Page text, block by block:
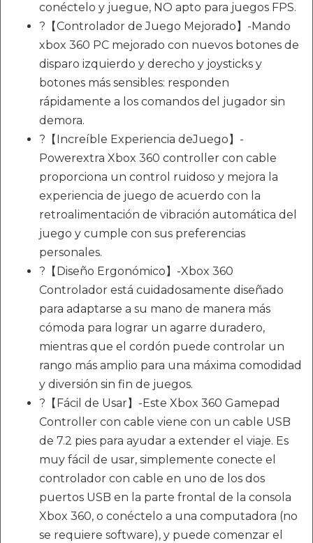
conéctelo y juegue, NO apto para juegos FPS.
?【Controlador de Juego Mejorado】-Mando
xbox 360 PC mejorado con nuevos botones de
disparo izquierdo y derecho y joysticks y
botones más sensibles: responden
rápidamente a los comandos del jugador sin
demora.
?【Increíble Experiencia deJuego】-
Powerextra Xbox 360 controller con cable
proporciona un control ruidoso y mejora la
experiencia de juego de acuerdo con la
retroalimentación de vibración automática del
juego y cumple con sus preferencias
personales.
?【Diseño Ergonómico】-Xbox 360
Controlador está cuidadosamente diseñado
para adaptarse a su mano de manera más
cómoda para lograr un agarre duradero,
mientras que el cordón puede controlar un
rango más amplio para una máxima comodidad
y diversión sin fin de juegos.
?【Fácil de Usar】-Este Xbox 360 Gamepad
Controller con cable viene con un cable USB
de 7.2 pies para ayudar a extender el viaje. Es
muy fácil de usar, simplemente conecte el
controlador con cable en uno de los dos
puertos USB en la parte frontal de la consola
Xbox 360, o conéctelo a una computadora (no
se requiere software), y puede comenzar el